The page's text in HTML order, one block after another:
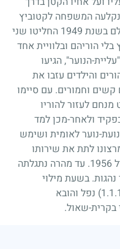
המשפחה לקטוביץ
בשנת 1949 החליטו שני
הוריהם ובלוויית אחד
הנוער", הגיעו
והילדים עזבו את
קשים וחמורים. עם סיימו
מנחם לעזור להוריו
ולאחר-מכן למד
נוער לאומית ושימש
לתת את שירותו
1956. עד מהרה נתגלתה
בשעת מילוי
נפל והובא
בקרית-שאול.